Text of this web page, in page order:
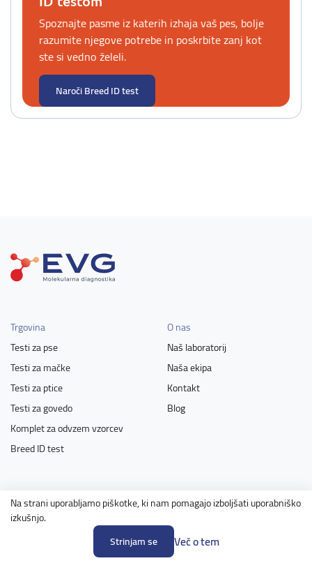
Na strani uporabljamo piškotke, ki nam pomagajo izboljšati uporabniško
izkušnjo.
Strinjam se
Več o tem
Spoznajte pasme iz katerih izhaja vaš pes, bolje
razumite njegove potrebe in poskrbite zanj kot
ste si vedno želeli.
Naroči Breed ID test
Trgovina
Testi za pse
Testi za mačke
Testi za ptice
Testi za govedo
Komplet za odvzem vzorcev
Breed ID test
O nas
Naš laboratorij
Naša ekipa
Kontakt
Blog
Pomoč
Navodila za odvzem vzorca
Sodelujemo z
Vzreditelji
Poslovni partnerji